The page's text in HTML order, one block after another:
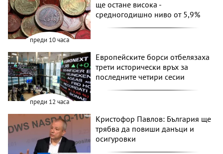
преди 10 часа
ще остане висока -
средногодишно ниво от 5,9%
преди 12 часа
Европейските борси отбелязаха
трети исторически връх за
последните четири сесии
Кристофор Павлов: България ще
трябва да повиши данъци и
осигуровки